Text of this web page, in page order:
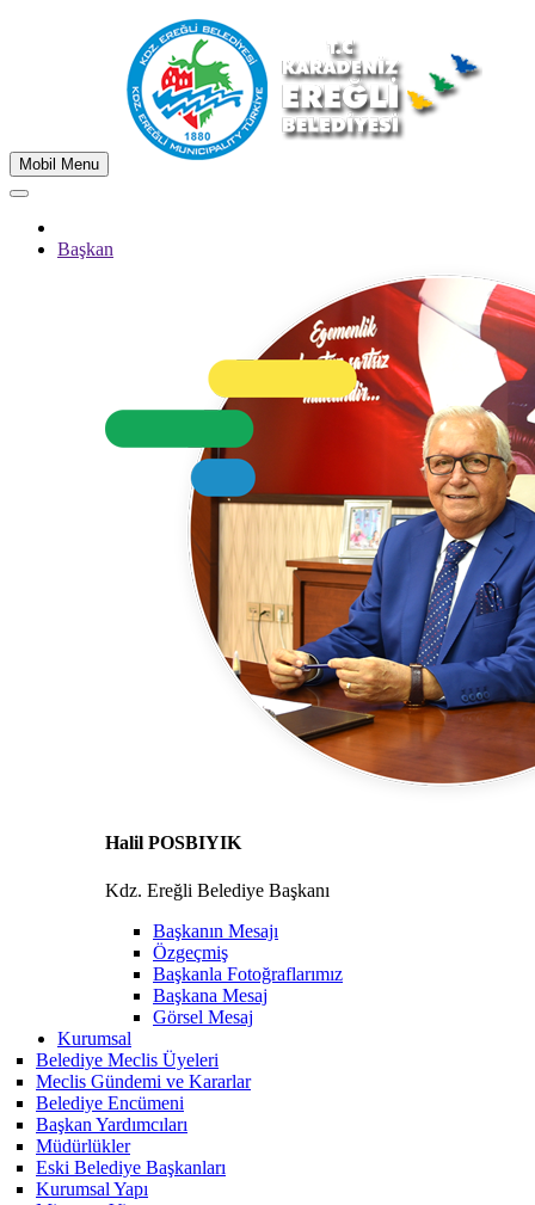
Mobil Menu
Başkan
Halil POSBIYIK
Kdz. Ereğli Belediye Başkanı
Başkanın Mesajı
Özgeçmiş
Başkanla Fotoğraflarımız
Başkana Mesaj
Görsel Mesaj
Kurumsal
Belediye Meclis Üyeleri
Meclis Gündemi ve Kararlar
Belediye Encümeni
Başkan Yardımcıları
Müdürlükler
Eski Belediye Başkanları
Kurumsal Yapı